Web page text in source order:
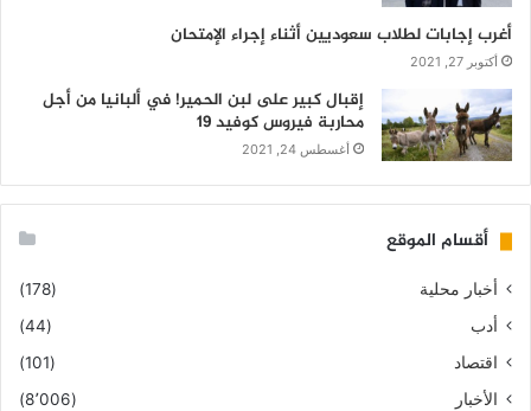
أغرب إجابات لطلاب سعوديين أثناء إجراء الإمتحان
أكتوبر 27, 2021
إقبال كبير على لبن الحمير! في ألبانيا من أجل
محاربة فيروس كوفيد 19
أغسطس 24, 2021
أقسام الموقع
أخبار محلية
(178)
أدب
(44)
اقتصاد
(101)
الأخبار
(8٬006)